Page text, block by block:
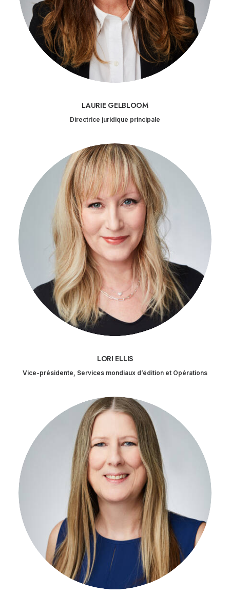
LAURIE GELBLOOM
Directrice juridique principale
LORI ELLIS
Vice-présidente, Services mondiaux d’édition et Opérations